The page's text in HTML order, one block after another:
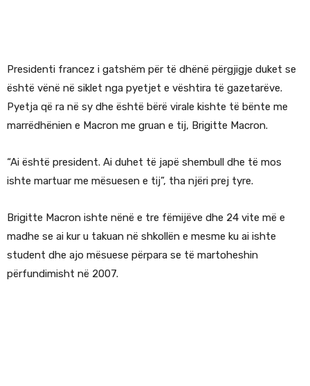
Presidenti francez i gatshëm për të dhënë përgjigje duket se
është vënë në siklet nga pyetjet e vështira të gazetarëve.
Pyetja që ra në sy dhe është bërë virale kishte të bënte me
marrëdhënien e Macron me gruan e tij, Brigitte Macron.
“Ai është president. Ai duhet të japë shembull dhe të mos
ishte martuar me mësuesen e tij”, tha njëri prej tyre.
Brigitte Macron ishte nënë e tre fëmijëve dhe 24 vite më e
madhe se ai kur u takuan në shkollën e mesme ku ai ishte
student dhe ajo mësuese përpara se të martoheshin
përfundimisht në 2007.